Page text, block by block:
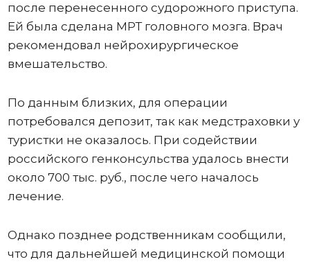
после перенесенного судорожного приступа.
Ей была сделана МРТ головного мозга. Врач
рекомендовал нейрохирургическое
вмешательство.
По данным близких, для операции
потребовался депозит, так как медстраховки у
туристки не оказалось. При содействии
российского генконсульства удалось внести
около 700 тыс. руб., после чего началось
лечение.
Однако позднее родственникам сообщили,
что для дальнейшей медицинской помощи